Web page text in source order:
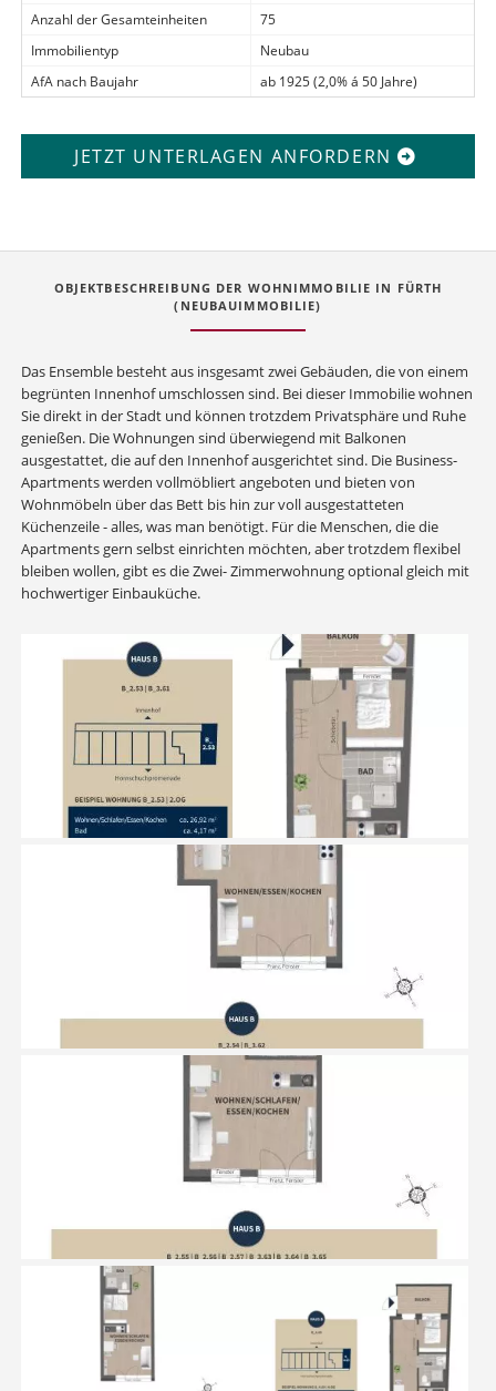
Anzahl der Gesamteinheiten
75
Immobilientyp
Neubau
AfA nach Baujahr
ab 1925 (2,0% á 50 Jahre)
JETZT UNTERLAGEN ANFORDERN
OBJEKTBESCHREIBUNG DER WOHNIMMOBILIE IN FÜRTH
(NEUBAUIMMOBILIE)
Das Ensemble besteht aus insgesamt zwei Gebäuden, die von einem
begrünten Innenhof umschlossen sind. Bei dieser Immobilie wohnen
Sie direkt in der Stadt und können trotzdem Privatsphäre und Ruhe
genießen. Die Wohnungen sind überwiegend mit Balkonen
ausgestattet, die auf den Innenhof ausgerichtet sind. Die Business-
Apartments werden vollmöbliert angeboten und bieten von
Wohnmöbeln über das Bett bis hin zur voll ausgestatteten
Küchenzeile - alles, was man benötigt. Für die Menschen, die die
Apartments gern selbst einrichten möchten, aber trotzdem flexibel
bleiben wollen, gibt es die Zwei- Zimmerwohnung optional gleich mit
hochwertiger Einbauküche.